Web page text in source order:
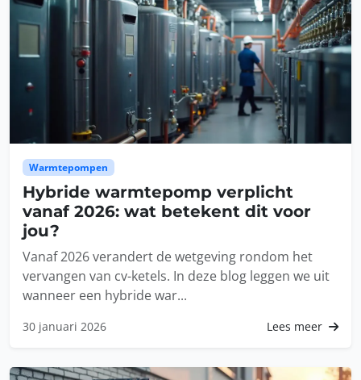
Warmtepompen
Hybride warmtepomp verplicht
vanaf 2026: wat betekent dit voor
jou?
Vanaf 2026 verandert de wetgeving rondom het
vervangen van cv-ketels. In deze blog leggen we uit
wanneer een hybride war...
30 januari 2026 Lees meer